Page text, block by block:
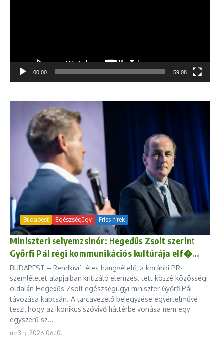
00:00 59:08
Budapest Egészségügy Friss hírek
Miniszteri selyemzsinór: Hegedűs Zsolt szerint
Győrfi Pál régi kommunikációs kultúrája elf�...
BUDAPEST – Rendkívül éles hangvételű, a korábbi PR-
szemléletet alapjaiban kritizáló elemzést tett közzé közösségi
oldalán Hegedűs Zsolt egészségügyi miniszter Győrfi Pál
távozása kapcsán. A tárcavezető bejegyzése egyértelművé
teszi, hogy az ikonikus szóvivő háttérbe vonása nem egy
egyszerű sz...
mr3 2026.06.10.